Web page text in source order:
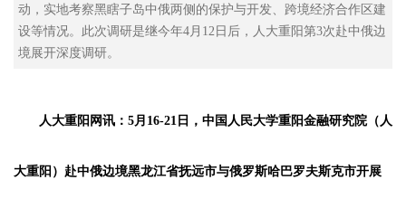
动，实地考察黑瞎子岛中俄两侧的保护与开发、跨境经济合作区建
设等情况。此次调研是继今年4月12日后，人大重阳第3次赴中俄边
境展开深度调研。
人大重阳网讯：5月16-21日，中国人民大学重阳金融研究院（人
大重阳）赴中俄边境黑龙江省抚远市与俄罗斯哈巴罗夫斯克市开展